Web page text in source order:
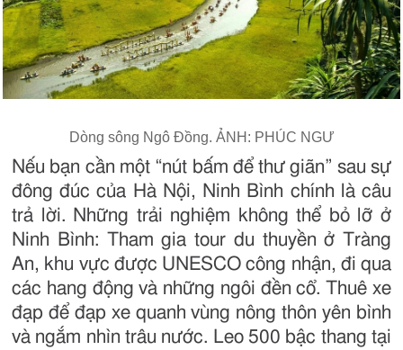
Dòng sông Ngô Đồng. ẢNH: PHÚC NGƯ
Nếu bạn cần một “nút bấm để thư giãn” sau sự
đông đúc của Hà Nội, Ninh Bình chính là câu
trả lời. Những trải nghiệm không thể bỏ lỡ ở
Ninh Bình: Tham gia tour du thuyền ở Tràng
An, khu vực được UNESCO công nhận, đi qua
các hang động và những ngôi đền cổ. Thuê xe
đạp để đạp xe quanh vùng nông thôn yên bình
và ngắm nhìn trâu nước. Leo 500 bậc thang tại